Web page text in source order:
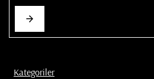
Kategoriler